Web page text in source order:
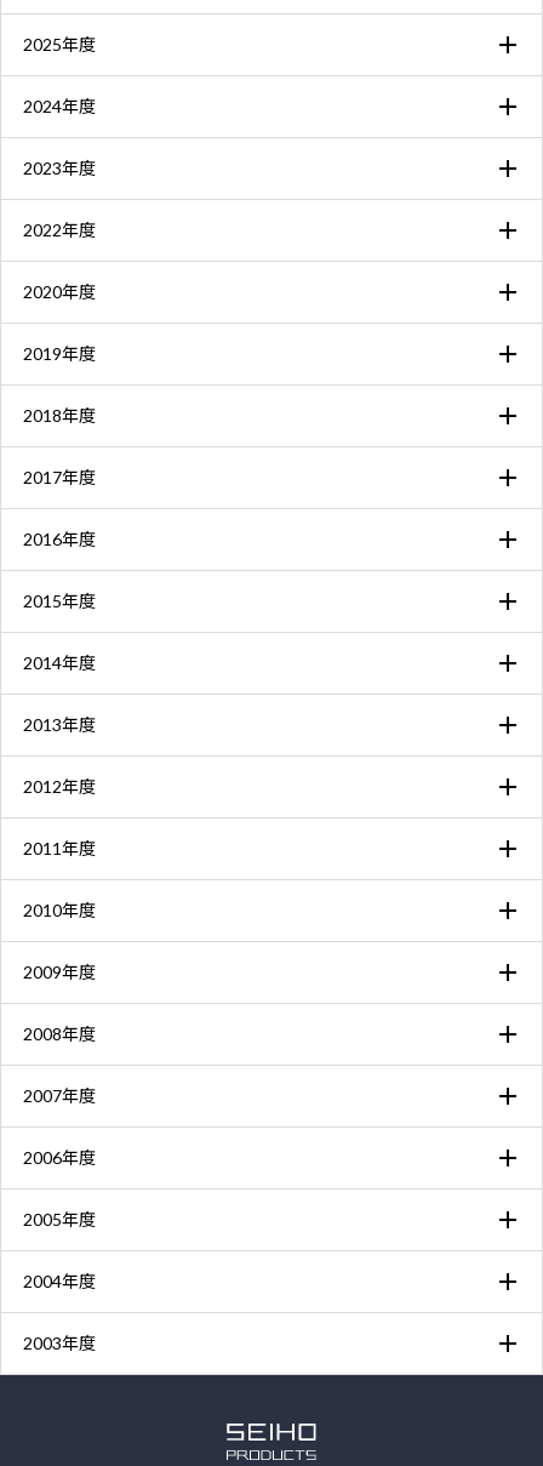
2025年度
2024年度
2023年度
2022年度
2020年度
2019年度
2018年度
2017年度
2016年度
2015年度
2014年度
2013年度
2012年度
2011年度
2010年度
2009年度
2008年度
2007年度
2006年度
2005年度
2004年度
2003年度